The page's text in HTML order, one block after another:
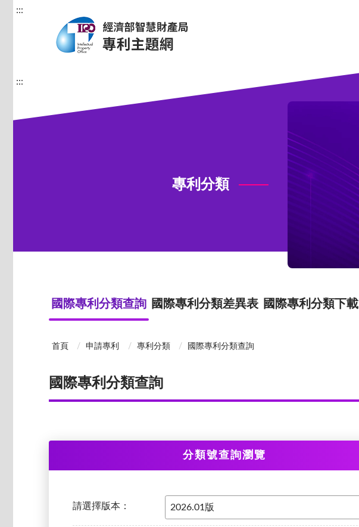
:::
:::
專利分類
國際專利分類查詢 國際專利分類差異表 國際專利分類下載
首頁 申請專利 專利分類 國際專利分類查詢
國際專利分類查詢
分類號查詢瀏覽
請選擇版本：